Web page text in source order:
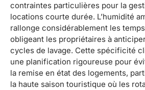
contraintes particulières pour la
locations courte durée. L’humidité
rallonge considérablement les
obligeant les propriétaires à
cycles de lavage. Cette spécificité
une planification rigoureuse pour
la remise en état des logements,
la haute saison touristique où les